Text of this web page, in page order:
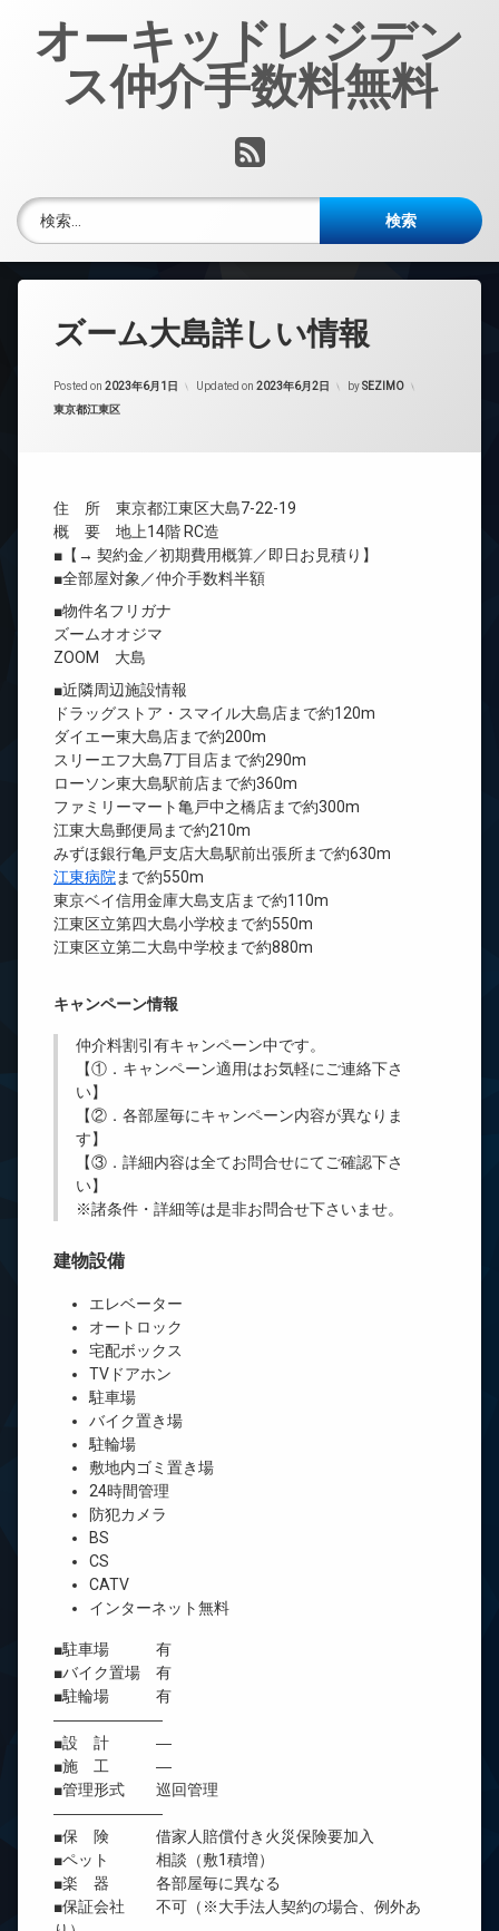
オーキッドレジデン
ス仲介手数料無料
RSS
検索:
ズーム大島詳しい情報
Posted on 2023年6月1日 Updated on 2023年6月2日 bySEZIMO
カテゴリー:
東京都江東区
住 所 東京都江東区大島7-22-19
概 要 地上14階 RC造
■【→ 契約金／初期費用概算／即日お見積り】
■全部屋対象／仲介手数料半額
■物件名フリガナ
ズームオオジマ
ZOOM 大島
■近隣周辺施設情報
ドラッグストア・スマイル大島店まで約120m
ダイエー東大島店まで約200m
スリーエフ大島7丁目店まで約290m
ローソン東大島駅前店まで約360m
ファミリーマート亀戸中之橋店まで約300m
江東大島郵便局まで約210m
みずほ銀行亀戸支店大島駅前出張所まで約630m
江東病院 まで約550m
東京ベイ信用金庫大島支店まで約110m
江東区立第四大島小学校まで約550m
江東区立第二大島中学校まで約880m
キャンペーン情報
仲介料割引有キャンペーン中です。
【①．キャンペーン適用はお気軽にご連絡下さ
い】
【②．各部屋毎にキャンペーン内容が異なりま
す】
【③．詳細内容は全てお問合せにてご確認下さ
い】
※諸条件・詳細等は是非お問合せ下さいませ。
建物設備
エレベーター
オートロック
宅配ボックス
TVドアホン
駐車場
バイク置き場
駐輪場
敷地内ゴミ置き場
24時間管理
防犯カメラ
BS
CS
CATV
インターネット無料
■駐車場 有
■バイク置場 有
■駐輪場 有
―――――――
■設 計 ―
■施 工 ―
■管理形式 巡回管理
―――――――
■保 険 借家人賠償付き火災保険要加入
■ペット 相談（敷1積増）
■楽 器 各部屋毎に異なる
■保証会社 不可（※大手法人契約の場合、例外あ